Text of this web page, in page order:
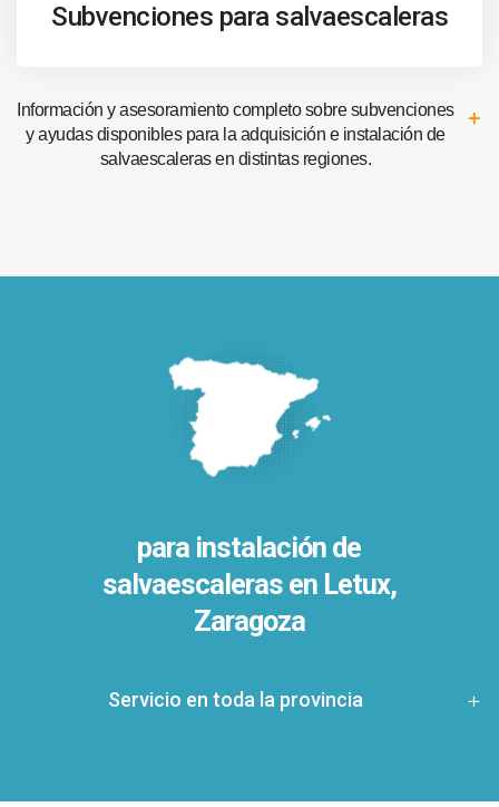
Subvenciones para salvaescaleras
Información y asesoramiento completo sobre subvenciones
y ayudas disponibles para la adquisición e instalación de
salvaescaleras en distintas regiones.
para instalación de
salvaescaleras en Letux,
Zaragoza
Servicio en toda la provincia